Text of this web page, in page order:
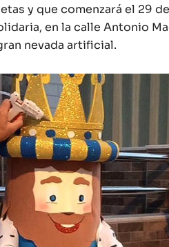
y que comenzará el 29
en la calle Antonio
nevada artificial.